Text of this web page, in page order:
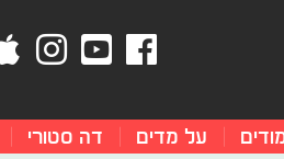
על מדים דה סטורי